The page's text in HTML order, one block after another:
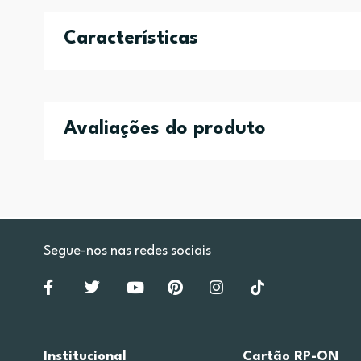
Características
Avaliações do produto
Segue-nos nas redes sociais
Institucional Cartão RP-ON